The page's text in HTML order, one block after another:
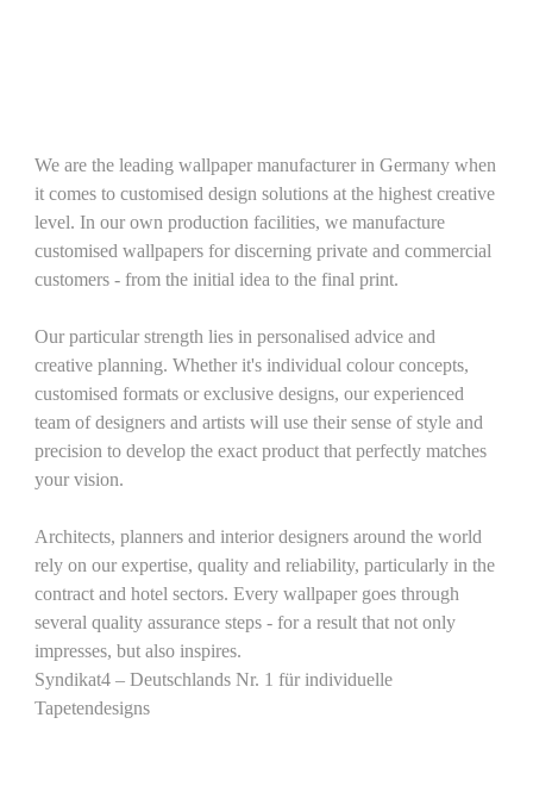
We are the leading wallpaper manufacturer in Germany when
it comes to customised design solutions at the highest creative
level. In our own production facilities, we manufacture
customised wallpapers for discerning private and commercial
customers - from the initial idea to the final print.
Our particular strength lies in personalised advice and
creative planning. Whether it's individual colour concepts,
customised formats or exclusive designs, our experienced
team of designers and artists will use their sense of style and
precision to develop the exact product that perfectly matches
your vision.
Architects, planners and interior designers around the world
rely on our expertise, quality and reliability, particularly in the
contract and hotel sectors. Every wallpaper goes through
several quality assurance steps - for a result that not only
impresses, but also inspires.
Syndikat4 – Deutschlands Nr. 1 für individuelle
Tapetendesigns